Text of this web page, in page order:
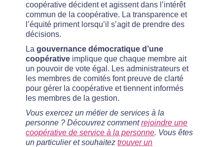
coopérative décident et agissent dans l’intérêt
commun de la coopérative. La transparence et
l’équité priment lorsqu’il s’agit de prendre des
décisions.
Lagouvernance démocratique d’une
coopérative implique que chaque membre ait
un pouvoir de vote égal. Les administrateurs et
les membres de comités font preuve de clarté
pour gérer la coopérative et tiennent informés
les membres de la gestion.
Vous exercez un métier de services à la
personne ? Découvrez commentrejoindre une
coopérative de service à la personne. Vous êtes
un particulier et souhaiteztrouver un